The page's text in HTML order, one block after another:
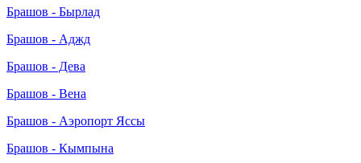
Брашов - Бырлад
Брашов - Аджд
Брашов - Дева
Брашов - Вена
Брашов - Аэропорт Яссы
Брашов - Кымпына